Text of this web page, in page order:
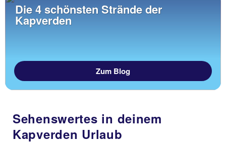
Die 4 schönsten Strände der
Kapverden
Zum Blog
Sehenswertes in deinem
Kapverden Urlaub